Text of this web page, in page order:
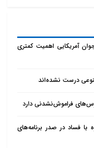
آمریکایی اهمیت کمتری
درست نشده‌اند
فراموش‌نشدنی دارد
با فساد در صدر برنامه‌های